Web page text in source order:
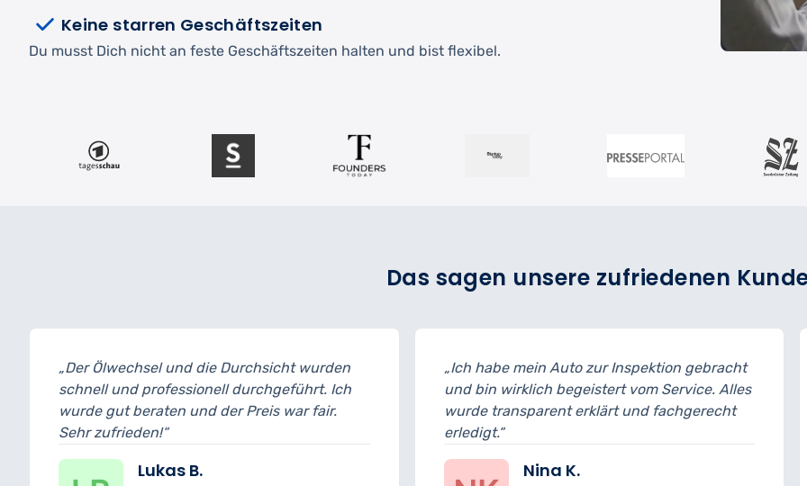
Keine starren Geschäftszeiten
Du musst Dich nicht an feste Geschäftszeiten halten und bist flexibel.
Das sagen unsere zufriedenen
die Durchsicht wurden
durchgeführt. Ich
der Preis war fair.
„Ich habe mein Auto zur Inspektion gebracht
und bin wirklich begeistert vom Service. Alles
wurde transparent erklärt und fachgerecht
„Der Reifenwechsel
musste ich 15 Minuten
geplant. Ansonsten